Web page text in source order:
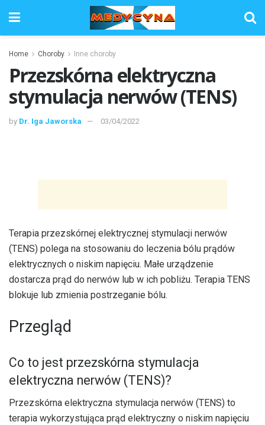
Home Choroby Inne choroby
Przezskórna elektryczna
stymulacja nerwów (TENS)
by Dr. Iga Jaworska 03/04/2022
Terapia przezskórnej elektrycznej stymulacji nerwów
(TENS) polega na stosowaniu do leczenia bólu prądów
elektrycznych o niskim napięciu. Małe urządzenie
dostarcza prąd do nerwów lub w ich pobliżu. Terapia TENS
blokuje lub zmienia postrzeganie bólu.
Przegląd
Co to jest przezskórna stymulacja
elektryczna nerwów (TENS)?
Przezskórna elektryczna stymulacja nerwów (TENS) to
terapia wykorzystująca prąd elektryczny o niskim napięciu